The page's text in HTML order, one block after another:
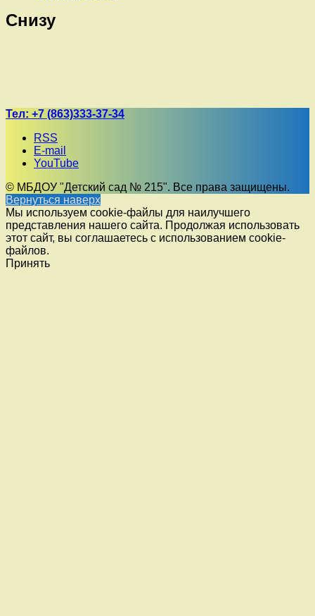
Снизу
Тел: +7 (863)333-37-34
RSS
E-mail
YouTube
© МБДОУ "Детский сад № 215". Все права защищены.
Вернуться наверх
Мы используем cookie-файлы для наилучшего
представления нашего сайта. Продолжая использовать
этот сайт, вы соглашаетесь с использованием cookie-
файлов.
Принять